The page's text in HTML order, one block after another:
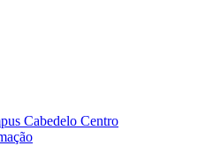
Cabedelo Centro